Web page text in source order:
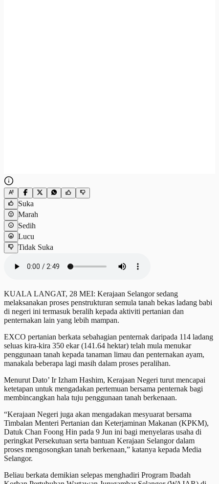
Suka
Marah
Sedih
Lucu
Tidak Suka
KUALA LANGAT, 28 MEI: Kerajaan Selangor sedang
melaksanakan proses penstrukturan semula tanah bekas ladang babi
di negeri ini termasuk beralih kepada aktiviti pertanian dan
penternakan lain yang lebih mampan.
EXCO pertanian berkata sebahagian penternak daripada 114 ladang
seluas kira-kira 350 ekar (141.64 hektar) telah mula menukar
penggunaan tanah kepada tanaman limau dan penternakan ayam,
manakala beberapa lagi masih dalam proses peralihan.
Menurut Dato’ Ir Izham Hashim, Kerajaan Negeri turut mencapai
ketetapan untuk mengadakan pertemuan bersama penternak bagi
membincangkan hala tuju penggunaan tanah berkenaan.
“Kerajaan Negeri juga akan mengadakan mesyuarat bersama
Timbalan Menteri Pertanian dan Keterjaminan Makanan (KPKM),
Datuk Chan Foong Hin pada 9 Jun ini bagi menyelaras usaha di
peringkat Persekutuan serta bantuan Kerajaan Selangor dalam
proses mengosongkan tanah berkenaan,” katanya kepada Media
Selangor.
Beliau berkata demikian selepas menghadiri Program Ibadah